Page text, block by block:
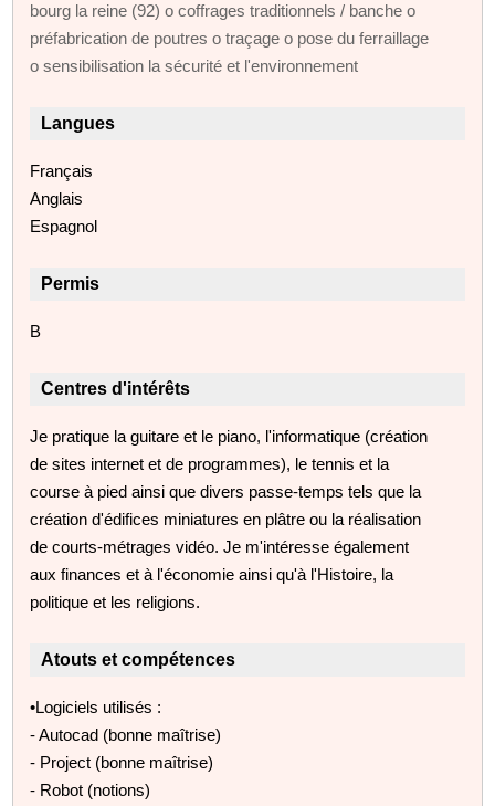
bourg la reine (92) o coffrages traditionnels / banche o
préfabrication de poutres o traçage o pose du ferraillage
o sensibilisation la sécurité et l'environnement
Langues
Français
Anglais
Espagnol
Permis
B
Centres d'intérêts
Je pratique la guitare et le piano, l'informatique (création
de sites internet et de programmes), le tennis et la
course à pied ainsi que divers passe-temps tels que la
création d'édifices miniatures en plâtre ou la réalisation
de courts-métrages vidéo. Je m'intéresse également
aux finances et à l'économie ainsi qu'à l'Histoire, la
politique et les religions.
Atouts et compétences
•Logiciels utilisés :
- Autocad (bonne maîtrise)
- Project (bonne maîtrise)
- Robot (notions)